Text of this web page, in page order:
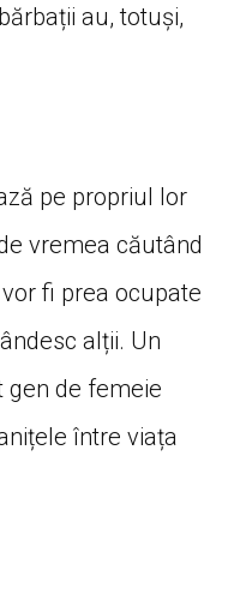
au, totuși,
pe propriul lor
vremea căutând
fi prea ocupate
alții. Un
gen de femeie
între viața